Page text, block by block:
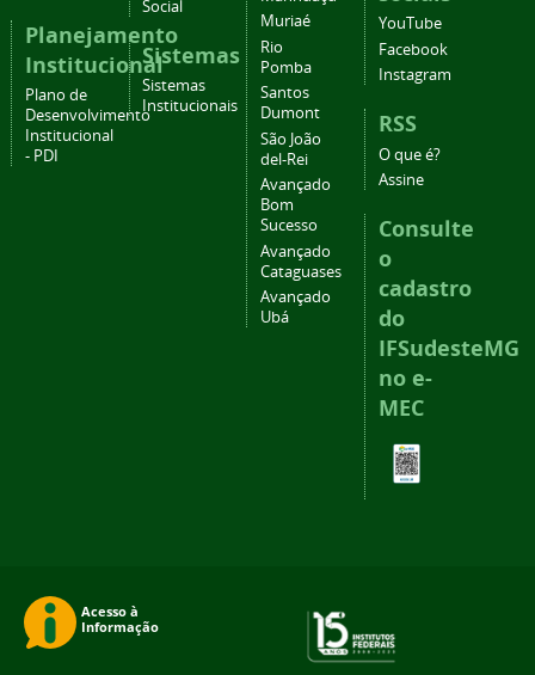
Planejamento
Institucional
Plano de
Desenvolvimento
Institucional
- PDI
Social
Sistemas
Sistemas
Institucionais
Muriaé
Rio
Pomba
Santos
Dumont
São João
del-Rei
Avançado
Bom
Sucesso
Avançado
Cataguases
Avançado
Ubá
YouTube
Facebook
Instagram
RSS
O que é?
Assine
Consulte
o
cadastro
do
IFSudesteMG
no e-
MEC